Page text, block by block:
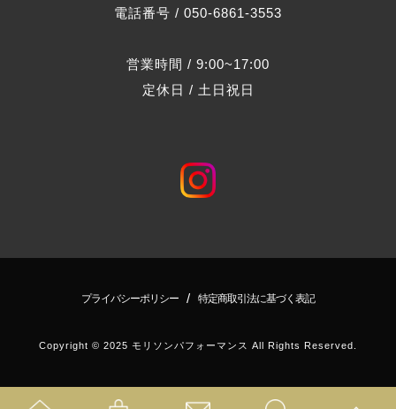
電話番号 / 050-6861-3553
営業時間 / 9:00~17:00
定休日 / 土日祝日
プライバシーポリシー / 特定商取引法に基づく表記
Copyright © 2025 モリソンパフォーマンス All Rights Reserved.